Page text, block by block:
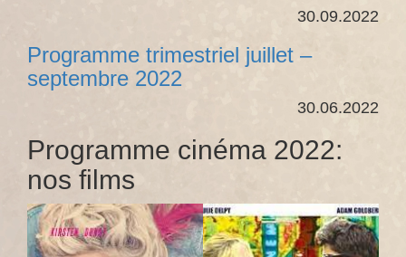
30.09.2022
Programme trimestriel juillet –
septembre 2022
30.06.2022
Programme cinéma 2022:
nos films